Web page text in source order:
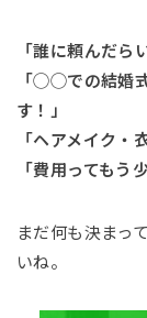
「誰に頼んだら
「◯◯での結婚
す！」
「ヘアメイク・
「費用ってもう
まだ何も決まっ
いね。